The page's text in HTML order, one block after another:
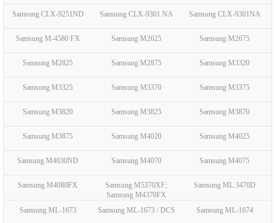
Samsung CLX-9251ND Samsung CLX-9301 NA Samsung CLX-9301NA
Samsung M-4580 FX Samsung M2625 Samsung M2675
Samsung M2825 Samsung M2875 Samsung M3320
Samsung M3325 Samsung M3370 Samsung M3375
Samsung M3820 Samsung M3825 Samsung M3870
Samsung M3875 Samsung M4020 Samsung M4025
Samsung M4030ND Samsung M4070 Samsung M4075
Samsung M4080FX
Samsung M5370XF;
Samsung M4370FX
Samsung ML 3470D
Samsung ML-1673 Samsung ML-1673 / DCS Samsung ML-1674